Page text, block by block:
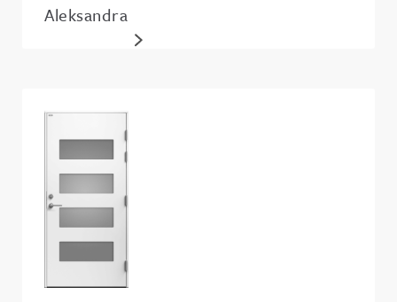
Aleksandra